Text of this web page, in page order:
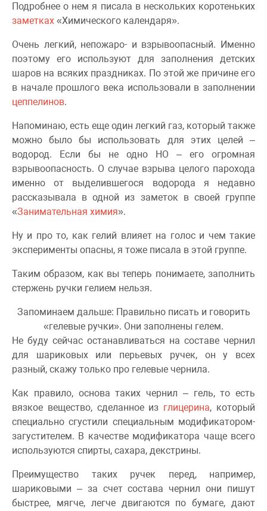
Подробнее о нем я писала в нескольких коротеньких
заметках «Химического календаря».
Очень легкий, непожаро- и взрывоопасный. Именно
поэтому его используют для заполнения детских
шаров на всяких праздниках. По этой же причине его
в начале прошлого века использовали в заполнении
цеппелинов.
Напоминаю, есть еще один легкий газ, который также
можно было бы использовать для этих целей –
водород. Если бы не одно НО – его огромная
взрывоопасность. О случае взрыва целого парохода
именно от выделившегося водорода я недавно
рассказывала в одной из заметок в своей группе
«Занимательная химия».
Ну и про то, как гелий влияет на голос и чем такие
эксперименты опасны, я тоже писала в этой группе.
Таким образом, как вы теперь понимаете, заполнить
стержень ручки гелием нельзя.
Запоминаем дальше: Правильно писать и говорить
«гелевые ручки». Они заполнены гелем.
Не буду сейчас останавливаться на составе чернил
для шариковых или перьевых ручек, он у всех
разный, скажу только про гелевые чернила.
Как правило, основа таких чернил – гель, то есть
вязкое вещество, сделанное из глицерина, который
специально сгустили специальным модификатором-
загустителем. В качестве модификатора чаще всего
используются спирты, сахара, декстрины.
Преимущество таких ручек перед, например,
шариковыми – за счет состава чернил они пишут
быстрее, мягче, легче двигаются по бумаге, дают